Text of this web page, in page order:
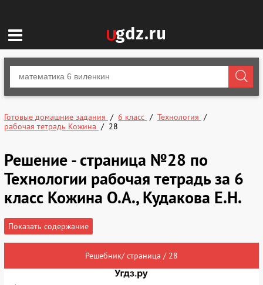
Готовые домашние задания 6 класс
Технология
рабочая тетрадь Кожина
28
Решение - страница №28 по
Технологии рабочая тетрадь за 6
класс Кожина О.А., Кудакова Е.Н.
Показать содержание
Решебник/ страница / 28